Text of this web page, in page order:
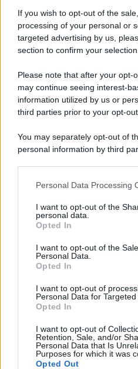
If you wish to opt-out of the
processing of your personal or
targeted advertising by us,
section to confirm your selection.
Please note that after your opt-
may continue seeing interest-
information utilized by us or
third parties prior to your opt-out.
You may separately opt-out of
personal information by third
This information may also be
further disclose it to other third
Please note that this website/
services and may gather and
not limited to your visit or
grant or deny consent to
consent section.
Personal Data Processing
I want to opt-out of the
personal data.
Opted In
I want to opt-out of the
Personal Data.
Opted In
I want to opt-out of
Personal Data for Targeted
Opted In
I want to opt-out of
Retention, Sale, and/or
Personal Data that Is
Purposes for which it was
Opted Out